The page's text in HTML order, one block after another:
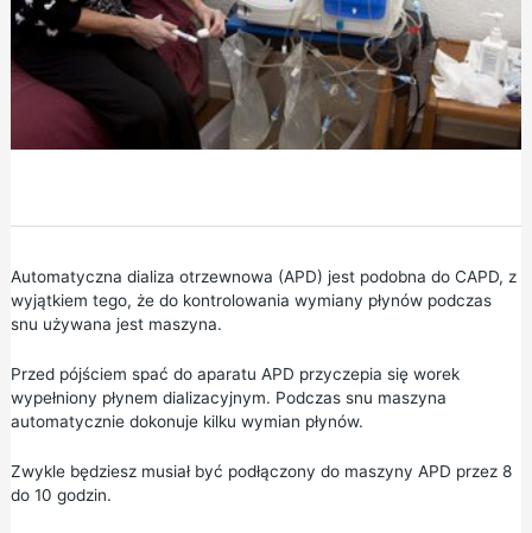
Automatyczna dializa otrzewnowa (APD) jest podobna do CAPD, z
wyjątkiem tego, że do kontrolowania wymiany płynów podczas
snu używana jest maszyna.
Przed pójściem spać do aparatu APD przyczepia się worek
wypełniony płynem dializacyjnym. Podczas snu maszyna
automatycznie dokonuje kilku wymian płynów.
Zwykle będziesz musiał być podłączony do maszyny APD przez 8
do 10 godzin.